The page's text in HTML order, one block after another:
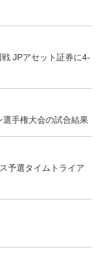
JPアセット証券に4-
手権大会の試合結果
予選タイムトライア